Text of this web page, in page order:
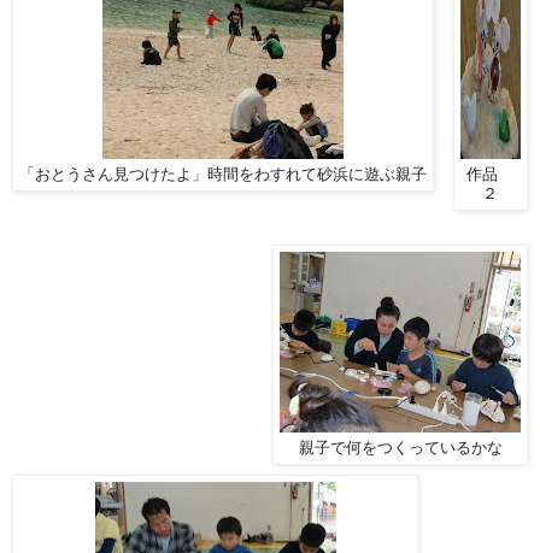
「おとうさん見つけたよ」時間をわすれて砂浜に遊ぶ親子
作品
２
親子で何をつくっているかな